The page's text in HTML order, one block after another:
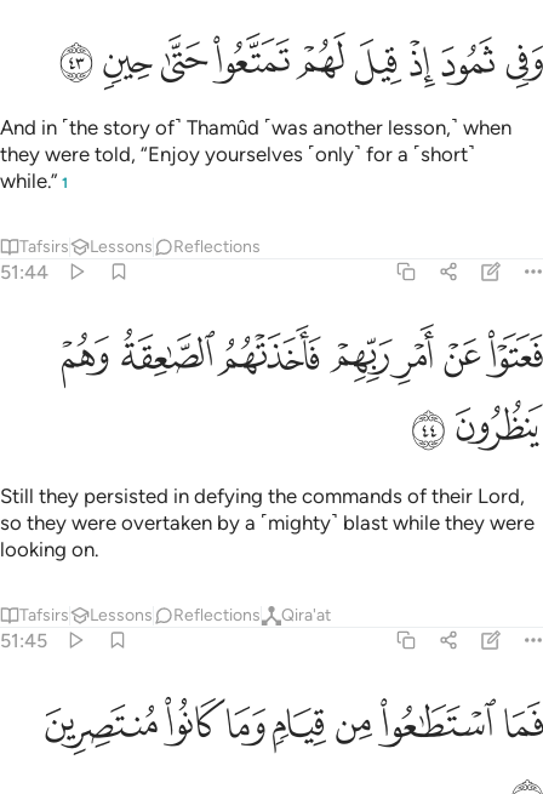
وفي ثمود اذ قيل لهم تمتعوا حتى حين ٤٣
وَفِى ثَمُودَ إِذْ قِيلَ لَهُمْ تَمَتَّعُوا۟ حَتَّىٰ حِينٍۢ ٤٣
ﲛﲜﲝﲞﲟﲠﲡﲢﲣ
And in ˹the story of˺ Thamûd ˹was another lesson,˺ when
they were told, “Enjoy yourselves ˹only˺ for a ˹short˺
while.” 1
Tafsirs Lessons Reflections
51:44
فعتوا عن امر ربهم فاخذتهم الصاعقة وهم ينظرون ٤٤
فَعَتَوْا۟ عَنْ أَمْرِ رَبِّهِمْ فَأَخَذَتْهُمُ ٱلصَّـٰعِقَةُ وَهُمْ يَنظُرُونَ ٤٤
ﲤﲥﲦﲧﲨﲩﲪ
ﲫﲬ
Still they persisted in defying the commands of their Lord,
so they were overtaken by a ˹mighty˺ blast while they were
looking on.
Tafsirs Lessons Reflections Qira'at
51:45
فما استطاعوا من قيام وما كانوا منتصرين ٤٥
فَمَا ٱسْتَطَـٰعُوا۟ مِن قِيَامٍۢ وَمَا كَانُوا۟ مُنتَصِرِينَ ٤٥
ﲭﲮﲯﲰﲱﲲﲳ